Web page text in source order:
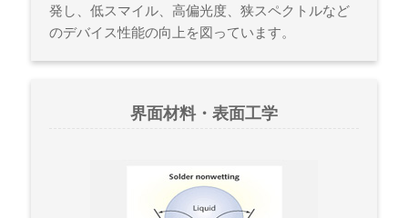
発し、低スマイル、高偏光度、狭スペクトルなど
のデバイス性能の向上を図っています。
界面材料・表面工学